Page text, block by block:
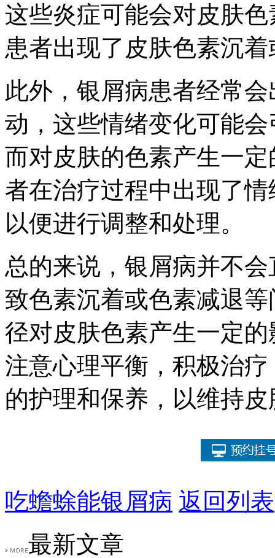
这些炎症可能会对皮肤
患者出现了皮肤色素沉
此外，银屑病患者经常
动，这些情绪变化可能
而对皮肤的色素产生一
者在治疗过程中出现了
以便进行调整和处理。
总的来说，银屑病并不
致色素沉着或色素减退
径对皮肤色素产生一定
注意心理平衡，积极治
的护理和保养，以维持
吃蟾蜍能银屑病 返回列表
最新文章